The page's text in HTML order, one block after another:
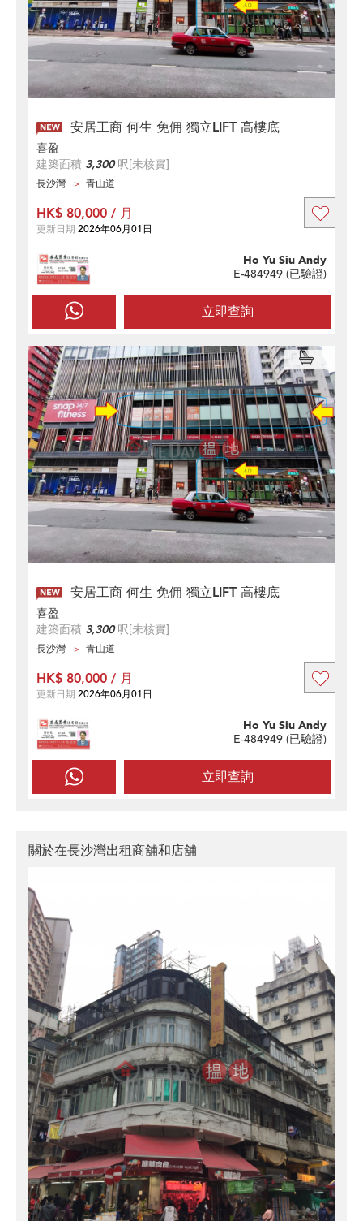
安居工商 何生 免佣 獨立LIFT 高樓底
喜盈
建築面積 3,300呎[未核實]
長沙灣 青山道
立即查詢
Ho Yu Siu Andy
E-484949 (已驗證)
HK$ 80,000 / 月
更新日期 2026年06月01日
安居工商 何生 免佣 獨立LIFT 高樓底
喜盈
建築面積 3,300呎[未核實]
長沙灣 青山道
立即查詢
Ho Yu Siu Andy
E-484949 (已驗證)
HK$ 80,000 / 月
更新日期 2026年06月01日
關於在長沙灣出租商舖和店舖